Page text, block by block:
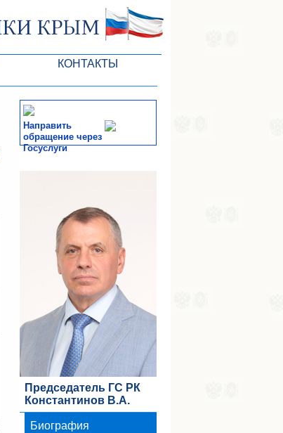
КОНТАКТЫ
Направить
обращение через
Госуслуги
Председатель ГС РК
Константинов В.А.
Биография